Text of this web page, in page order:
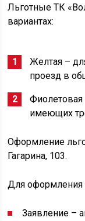
Льготные ТК
вариантах:
Желтая –
проезд в
Фиолетовая
имеющих
Оформление
Гагарина, 103.
Для оформления
Заявление –